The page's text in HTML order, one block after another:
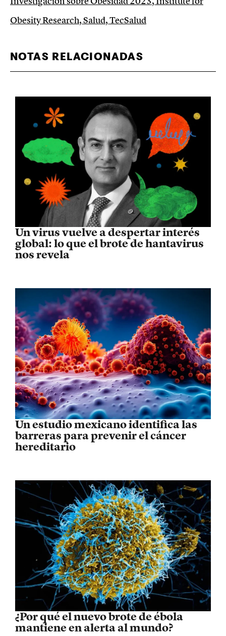
Obesity Research,Salud,TecSalud
NOTAS RELACIONADAS
Un virus vuelve a despertar interés
global: lo que el brote de hantavirus
nos revela
Un estudio mexicano identifica las
barreras para prevenir el cáncer
hereditario
¿Por qué el nuevo brote de ébola
mantiene en alerta al mundo?